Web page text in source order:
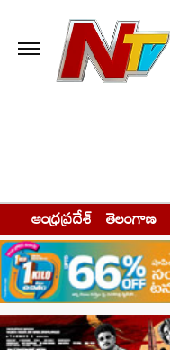
ఆంధ్రప్రదేశ్ తెలంగాణ